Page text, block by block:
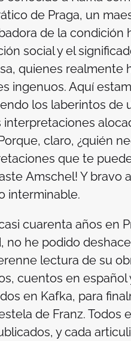
de Praga, un
de la condición
social y el
quienes realmente
ingenuos. Aquí
los laberintos de
interpretaciones
claro, ¿quién
que te
Amschel! Y bravo
interminable.
cuarenta años en
no he podido
lectura de su
cuentos en
en Kafka, para
de Franz. Todos
y cada